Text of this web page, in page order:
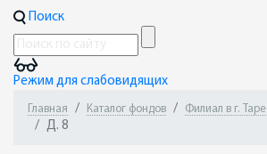
Поиск
Режим для слабовидящих
Главная Каталог фондов Филиал в г. Таре
Д. 8